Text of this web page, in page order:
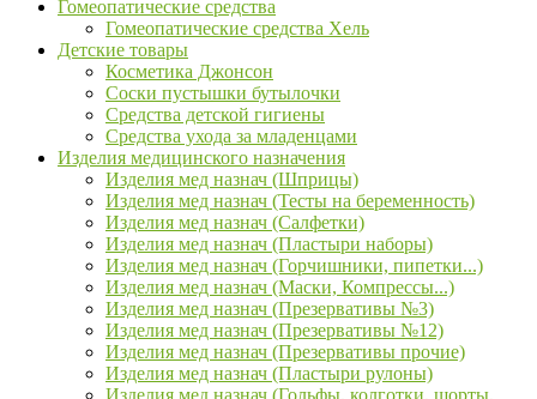
Гомеопатические средства
Гомеопатические средства Хель
Детские товары
Косметика Джонсон
Соски пустышки бутылочки
Средства детской гигиены
Средства ухода за младенцами
Изделия медицинского назначения
Изделия мед назнач (Шприцы)
Изделия мед назнач (Тесты на беременность)
Изделия мед назнач (Салфетки)
Изделия мед назнач (Пластыри наборы)
Изделия мед назнач (Горчишники, пипетки...)
Изделия мед назнач (Маски, Компрессы...)
Изделия мед назнач (Презервативы №3)
Изделия мед назнач (Презервативы №12)
Изделия мед назнач (Презервативы прочие)
Изделия мед назнач (Пластыри рулоны)